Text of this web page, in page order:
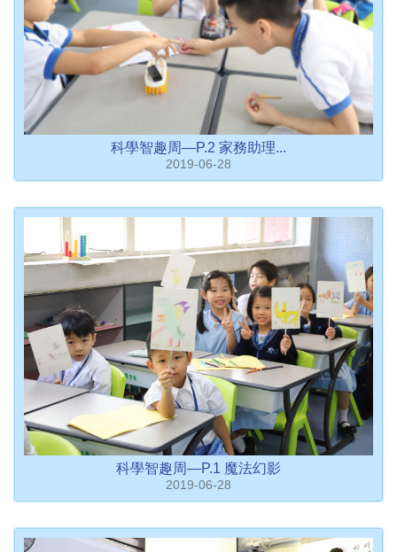
科學智趣周—P.2 家務助理...
2019-06-28
科學智趣周—P.1 魔法幻影
2019-06-28